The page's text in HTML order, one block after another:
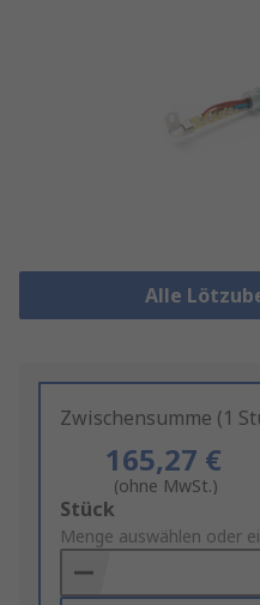
Alle
Zwischensumme (1
165,27 €
(ohne MwSt.)
Add
to
Basket
Stück
Menge auswählen oder